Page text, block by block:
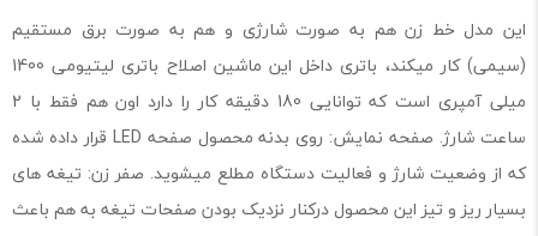
این مدل خط زن هم به صورت شارژی و هم به صورت برق مستقیم
(سیمی) کار میکند، باتری داخل این ماشین اصلاح باتری لیتیومی 1400
میلی آمپری است که توانایی 180 دقیقه کار را دارد اون هم فقط با 2
ساعت شارژ. صفحه نمایش: روی بدنه محصول صفحه LED قرار داده شده
که از وضعیت شارژ و فعالیت دستگاه مطلع میشوید. صفر زن: تیغه های
بسیار ریز و تیز این محصول درکنار نزدیک بودن صفحات تیغه به هم باعث